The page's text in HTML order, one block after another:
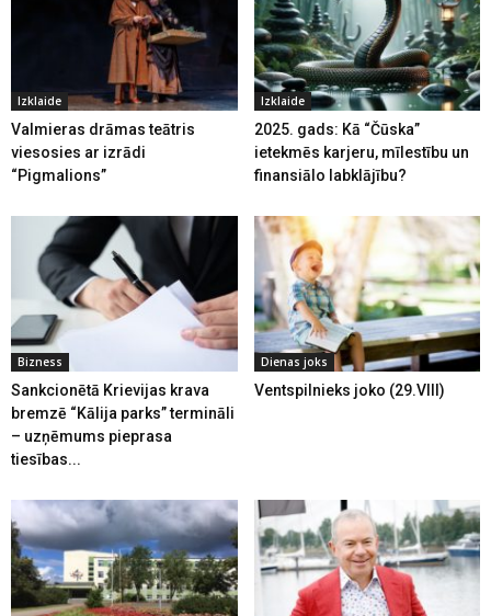
Izklaide
Valmieras drāmas teātris
viesosies ar izrādi
“Pigmalions”
Izklaide
2025. gads: Kā “Čūska”
ietekmēs karjeru, mīlestību un
finansiālo labklājību?
Bizness
Sankcionētā Krievijas krava
bremzē “Kālija parks” termināli
– uzņēmums pieprasa
tiesības...
Dienas joks
Ventspilnieks joko (29.VIII)